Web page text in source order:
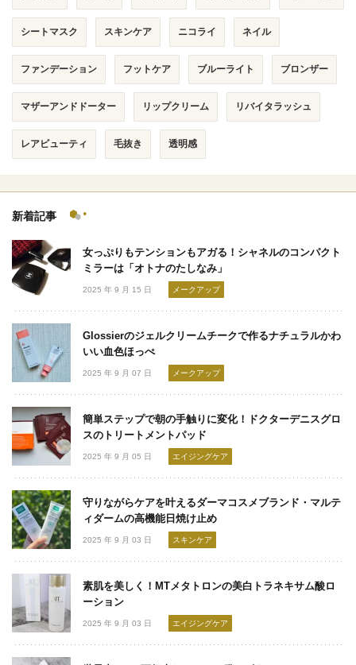
シートマスク スキンケア ニコライ ネイル
ファンデーション フットケア ブルーライト ブロンザー
マザーアンドドーター リップクリーム リバイタラッシュ
レアビューティ 毛抜き 透明感
新着記事
女っぷりもテンションもアガる！シャネルのコンパクト
ミラーは「オトナのたしなみ」
2025 年 9 月 15 日 メークアップ
Glossierのジェルクリームチークで作るナチュラルかわ
いい血色ほっぺ
2025 年 9 月 07 日 メークアップ
簡単ステップで朝の手触りに変化！ドクターデニスグロ
スのトリートメントパッド
2025 年 9 月 05 日 エイジングケア
守りながらケアを叶えるダーマコスメブランド・マルテ
ィダームの高機能日焼け止め
2025 年 9 月 03 日 スキンケア
素肌を美しく！MTメタトロンの美白トラネキサム酸ロ
ーション
2025 年 9 月 03 日 エイジングケア